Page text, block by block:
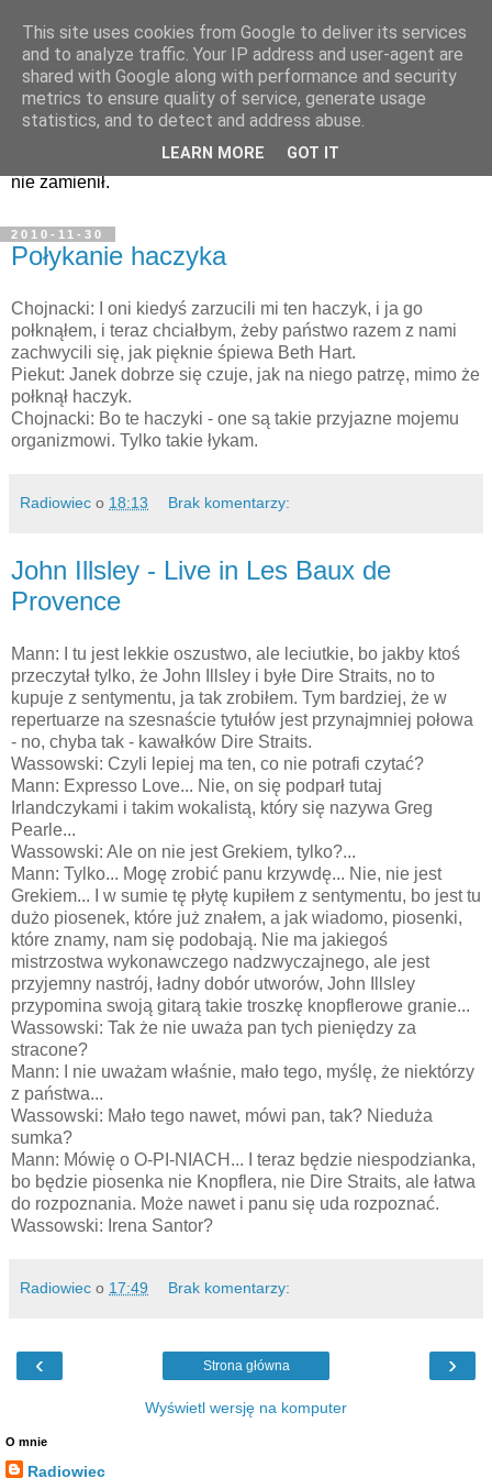
Zapiski i nagrania...
Kwiatki z kazań pana Manna i nie tylko, czyli to, co było w
Programie Trzecim najlepsze. Czy to humor tylko dla
brodaczy - nie wiem. W każdym razie na nic innego bym go
nie zamienił.
2010-11-30
Połykanie haczyka
Chojnacki: I oni kiedyś zarzucili mi ten haczyk, i ja go
połknąłem, i teraz chciałbym, żeby państwo razem z nami
zachwycili się, jak pięknie śpiewa Beth Hart.
Piekut: Janek dobrze się czuje, jak na niego patrzę, mimo że
połknął haczyk.
Chojnacki: Bo te haczyki - one są takie przyjazne mojemu
organizmowi. Tylko takie łykam.
Radiowiec o 18:13 Brak komentarzy:
John Illsley - Live in Les Baux de
Provence
Mann: I tu jest lekkie oszustwo, ale leciutkie, bo jakby ktoś
przeczytał tylko, że John Illsley i byłe Dire Straits, no to
kupuje z sentymentu, ja tak zrobiłem. Tym bardziej, że w
repertuarze na szesnaście tytułów jest przynajmniej połowa
- no, chyba tak - kawałków Dire Straits.
Wassowski: Czyli lepiej ma ten, co nie potrafi czytać?
Mann: Expresso Love... Nie, on się podparł tutaj
Irlandczykami i takim wokalistą, który się nazywa Greg
Pearle...
Wassowski: Ale on nie jest Grekiem, tylko?...
Mann: Tylko... Mogę zrobić panu krzywdę... Nie, nie jest
Grekiem... I w sumie tę płytę kupiłem z sentymentu, bo jest tu
dużo piosenek, które już znałem, a jak wiadomo, piosenki,
które znamy, nam się podobają. Nie ma jakiegoś
mistrzostwa wykonawczego nadzwyczajnego, ale jest
przyjemny nastrój, ładny dobór utworów, John Illsley
przypomina swoją gitarą takie troszkę knopflerowe granie...
Wassowski: Tak że nie uważa pan tych pieniędzy za
stracone?
Mann: I nie uważam właśnie, mało tego, myślę, że niektórzy
z państwa...
Wassowski: Mało tego nawet, mówi pan, tak? Nieduża
sumka?
Mann: Mówię o O-PI-NIACH... I teraz będzie niespodzianka,
bo będzie piosenka nie Knopflera, nie Dire Straits, ale łatwa
do rozpoznania. Może nawet i panu się uda rozpoznać.
Wassowski: Irena Santor?
Radiowiec o 17:49 Brak komentarzy:
‹ ›
Strona główna
Wyświetl wersję na komputer
O mnie
Radiowiec
This site uses cookies from Google to deliver its services
and to analyze traffic. Your IP address and user-agent are
shared with Google along with performance and security
metrics to ensure quality of service, generate usage
statistics, and to detect and address abuse.
LEARN MORE GOT IT